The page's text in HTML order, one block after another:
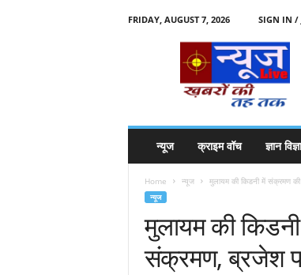
FRIDAY, AUGUST 7, 2026 SIGN IN /
न्यूज क्राइम वॉच ज्ञान
Home न्यूज मुलायम की किडनी में संक्रमण
न्यूज
मुलायम की
संक्रमण, ब्रजेश